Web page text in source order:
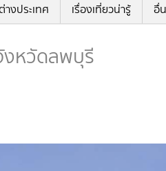
างประเทศ เรื่องเที่ยวน่ารู้ อื่
หวัดลพบุรี